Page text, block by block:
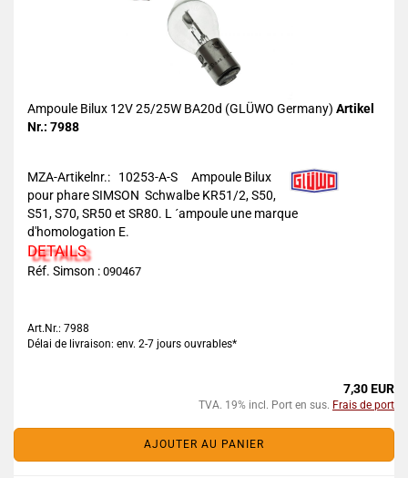
Ampoule Bilux 12V 25/25W BA20d (GLÜWO Germany) Artikel
Nr.: 7988
MZA-Artikelnr.: 10253-A-S
Ampoule Bilux
pour phare SIMSON Schwalbe KR51/2, S50,
S51, S70, SR50 et SR80. L ´ampoule une marque
d'homologation E.
DETAILS
Réf. Simson : 090467
Art.Nr.: 7988
Délai de livraison: env. 2-7 jours ouvrables*
7,30 EUR
TVA. 19% incl. Port en sus. Frais de port
AJOUTER AU PANIER